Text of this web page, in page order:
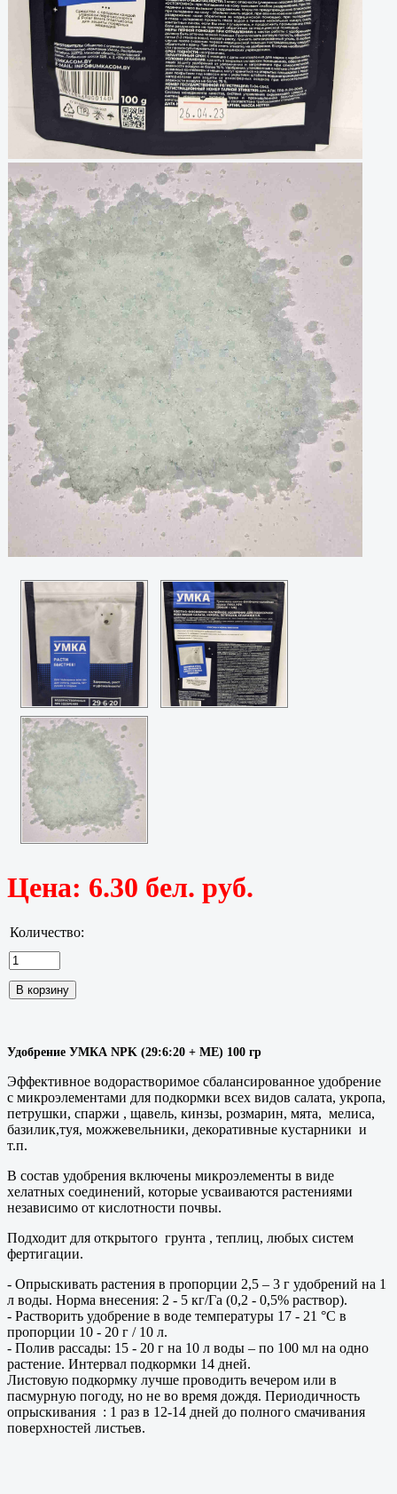
Цена: 6.30 бел. руб.
Количество:
Удобрение УМКА NPK (29:6:20 + ME) 100 гр
Эффективное водорастворимое сбалансированное удобрение
с микроэлементами для подкормки всех видов салата, укропа,
петрушки, спаржи , щавель, кинзы, розмарин, мята, мелиса,
базилик,туя, можжевельники, декоративные кустарники и
т.п.
В состав удобрения включены микроэлементы в виде
хелатных соединений, которые усваиваются растениями
независимо от кислотности почвы.
Подходит для открытого грунта , теплиц, любых систем
фертигации.
- Опрыскивать растения в пропорции 2,5 – 3 г удобрений на 1
л воды. Норма внесения: 2 - 5 кг/Га (0,2 - 0,5% раствор).
- Растворить удобрение в воде температуры 17 - 21 °С в
пропорции 10 - 20 г / 10 л.
- Полив рассады: 15 - 20 г на 10 л воды – по 100 мл на одно
растение. Интервал подкормки 14 дней.
Листовую подкормку лучше проводить вечером или в
пасмурную погоду, но не во время дождя. Периодичность
опрыскивания : 1 раз в 12-14 дней до полного смачивания
поверхностей листьев.